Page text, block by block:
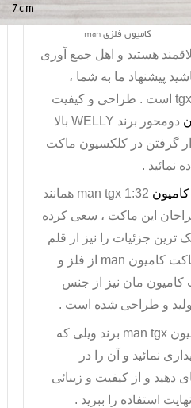
کامیون فلزی man
هستید و اهل جمع آوری
پیشنهاد ما به شما ،
tgx است . طراحی و کیفیت
دومحور برند WELLY بالا
گرفتن در کلکسیون ماکت
نمائید .
man tgx 1:32 همانند
این ماکت ، سعی کرده
ترین جزئیات را نیز از قلم
کامیون man از فلز و
مان نیز از جنس
و طراحی شده است .
man tgx برند ویلی که
نمائید و آن را در
دهید و از کیفیت و زیبائی
نهایت استفاده را ببرید .